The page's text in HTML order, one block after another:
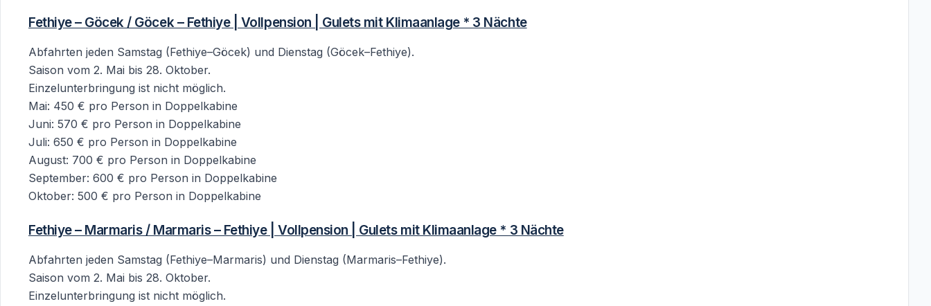
Fethiye – Göcek / Göcek – Fethiye | Vollpension | Gulets mit Klimaanlage * 3 Nächte
Abfahrten jeden Samstag (Fethiye–Göcek) und Dienstag (Göcek–Fethiye).
Saison vom 2. Mai bis 28. Oktober.
Einzelunterbringung ist nicht möglich.
Mai: 450 € pro Person in Doppelkabine
Juni: 570 € pro Person in Doppelkabine
Juli: 650 € pro Person in Doppelkabine
August: 700 € pro Person in Doppelkabine
September: 600 € pro Person in Doppelkabine
Oktober: 500 € pro Person in Doppelkabine
Fethiye – Marmaris / Marmaris – Fethiye | Vollpension | Gulets mit Klimaanlage * 3 Nächte
Abfahrten jeden Samstag (Fethiye–Marmaris) und Dienstag (Marmaris–Fethiye).
Saison vom 2. Mai bis 28. Oktober.
Einzelunterbringung ist nicht möglich.